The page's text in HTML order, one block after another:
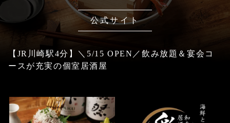
公式サイト
【JR川崎駅4分】＼5/15 OPEN／飲み放題＆宴会コ
ースが充実の個室居酒屋